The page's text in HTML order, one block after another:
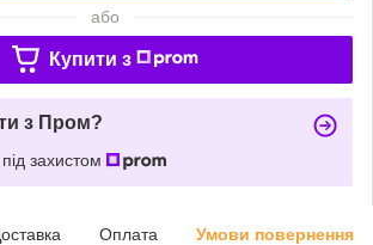
або
Купити з
з Пром?
захистом
Оплата Умови повернення